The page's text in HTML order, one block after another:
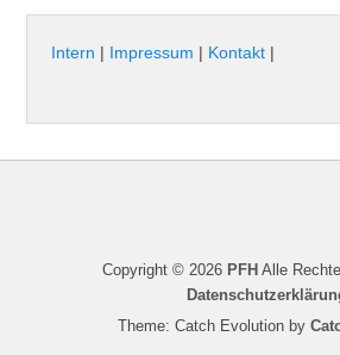
Intern | Impressum | Kontakt |
Copyright © 2026 PFH Alle
Theme: Catch Evolution by